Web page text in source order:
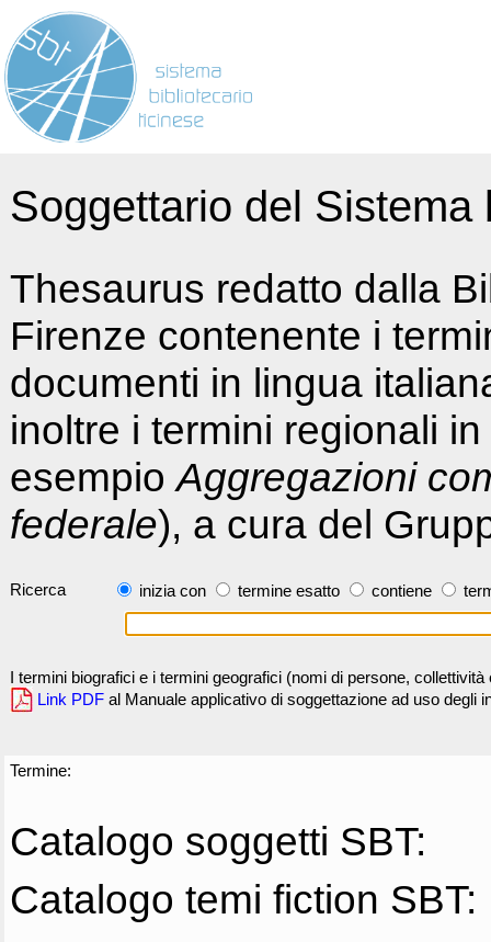
Soggettario del
Thesaurus redatto dalla
Firenze contenente i
documenti in lingua
inoltre i termini regionali
esempioAggregazioni
federale), a cura del
Ricerca inizia con termine esatto contiene
I termini biografici e i termini geografici (nomi di persone,
Link PDF al Manuale applicativo di soggettazione ad uso degli
Termine:
Catalogo soggetti SBT:
Catalogo temi fiction SBT: